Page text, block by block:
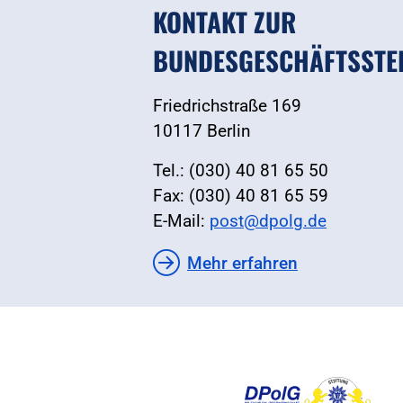
KONTAKT ZUR
Friedrichstraße 169
10117 Berlin
Tel.: (030) 40 81 65 50
Fax: (030) 40 81 65 59
E-Mail: post@dpolg.de
Mehr erfahren